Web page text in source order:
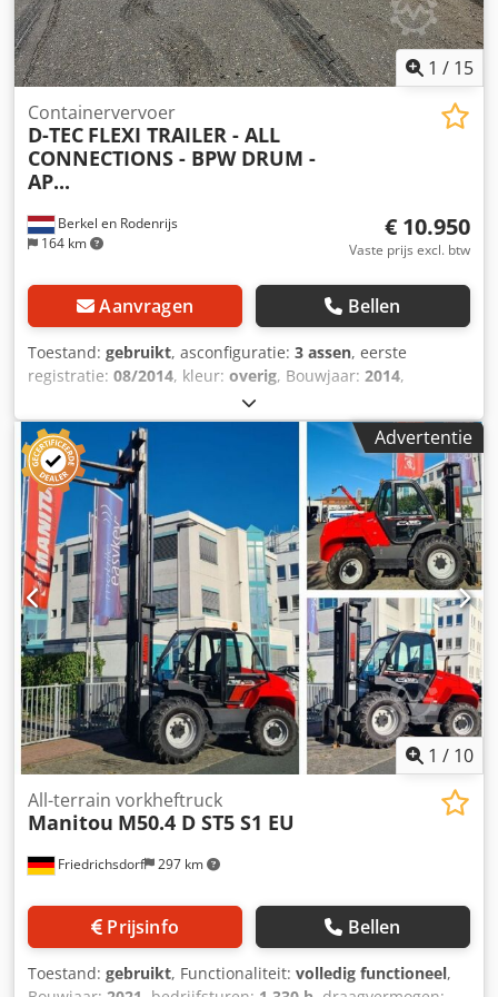
1 / 15
Berkel en Rodenrijs
164 km
Containervervoer
D-TEC FLEXI TRAILER - ALL
CONNECTIONS - BPW DRUM -
AP...
€ 10.950
Vaste prijs excl. btw
Aanvragen Bellen
Toestand: gebruikt, asconfiguratie: 3 assen, eerste
registratie: 08/2014, kleur: overig, Bouwjaar: 2014,
Leeggewicht: 4.962 kg As 1: links 10 mm, rechts 10 mm As
2: links 10 mm, rechts 10 mm As 3: links 10 mm, rechts 10
mm Wij hebben de mogelijkheid om trailers te stapelen!
Dcodpfx Ageztb Tpsfek
Advertentie
1 / 10
Friedrichsdorf 297 km
All-terrain vorkheftruck
Manitou M50.4 D ST5 S1 EU
Prijsinfo Bellen
Toestand: gebruikt, Functionaliteit: volledig functioneel,